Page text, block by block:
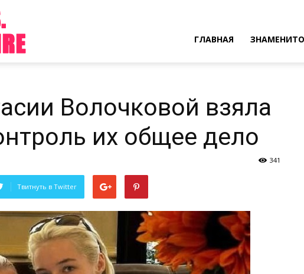
мира
ГЛАВНАЯ
Волочковой взяла
их общее дело
341
Твитнуть в Twitter